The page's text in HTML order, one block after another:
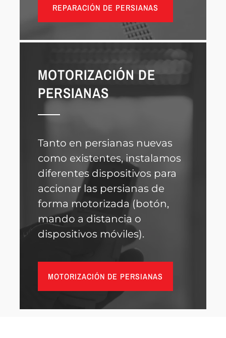
REPARACIÓN DE PERSIANAS
MOTORIZACIÓN DE
PERSIANAS
Tanto en persianas nuevas
como existentes, instalamos
diferentes dispositivos para
accionar las persianas de
forma motorizada (botón,
mando a distancia o
dispositivos móviles).
MOTORIZACIÓN DE PERSIANAS